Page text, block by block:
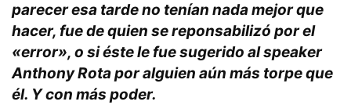
parecer esa tarde no tenían nada mejor que
hacer, fue de quien se reponsabilizó por el
«error», o si éste le fue sugerido al speaker
Anthony Rota por alguien aún más torpe que
él. Y con más poder.